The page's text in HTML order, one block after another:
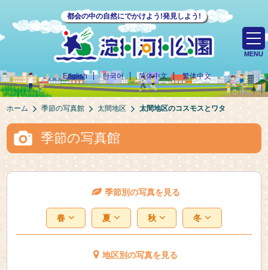
都会の中の自然にでかけよう!発見しよう!
English 한국어 简体中文 繁体中文
MENU
ホーム 季節の写真館 太間地区 太間地区のコスモスとワタ
季節の写真館
季節別の写真を見る
春 夏 秋 冬
地区別の写真を見る